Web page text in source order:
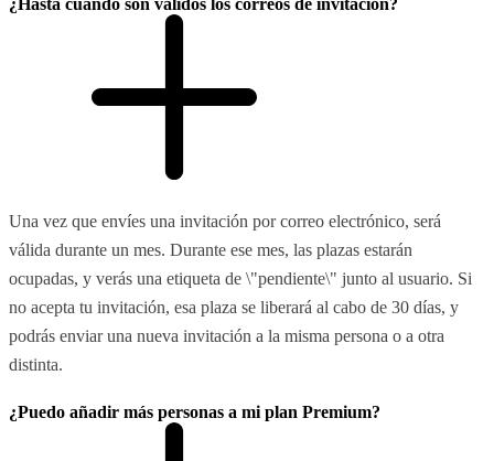
Una vez que envíes una invitación por correo electrónico, será
válida durante un mes. Durante ese mes, las plazas estarán
ocupadas, y verás una etiqueta de \"pendiente\" junto al usuario. Si
no acepta tu invitación, esa plaza se liberará al cabo de 30 días, y
podrás enviar una nueva invitación a la misma persona o a otra
distinta.
¿Puedo añadir más personas a mi plan Premium?